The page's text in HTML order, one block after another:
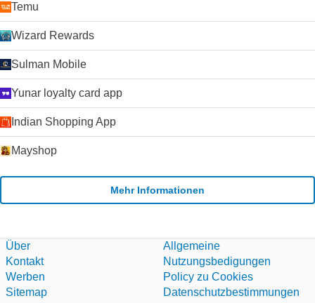
Temu
Wizard Rewards
Sulman Mobile
Yunar loyalty card app
Indian Shopping App
Mayshop
Mehr Informationen
Über
Kontakt
Werben
Sitemap
Allgemeine
Nutzungsbedigungen
Policy zu Cookies
Datenschutzbestimmungen